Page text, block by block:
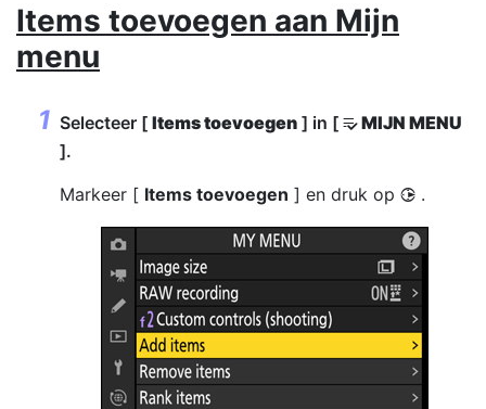
Items toevoegen aan Mijn
menu
Selecteer [ Items toevoegen ] in [ OMIJN MENU
].
Markeer [ Items toevoegen ] en druk op 2 .